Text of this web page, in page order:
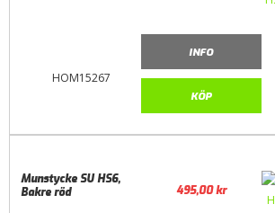
HOM15267
INFO
KÖP
Munstycke SU HS6,
Bakre röd
495,00kr